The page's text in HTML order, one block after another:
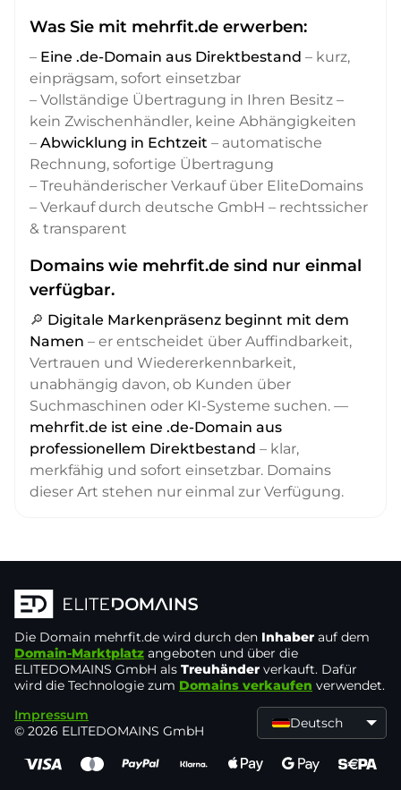
Was Sie mit mehrfit.de erwerben:
– Eine .de-Domain aus Direktbestand – kurz,
einprägsam, sofort einsetzbar
– Vollständige Übertragung in Ihren Besitz –
kein Zwischenhändler, keine Abhängigkeiten
– Abwicklung in Echtzeit – automatische
Rechnung, sofortige Übertragung
– Treuhänderischer Verkauf über EliteDomains
– Verkauf durch deutsche GmbH – rechtssicher
& transparent
Domains wie mehrfit.de sind nur einmal
verfügbar.
🔎 Digitale Markenpräsenz beginnt mit dem
Namen – er entscheidet über Auffindbarkeit,
Vertrauen und Wiedererkennbarkeit,
unabhängig davon, ob Kunden über
Suchmaschinen oder KI-Systeme suchen. —
mehrfit.de ist eine .de-Domain aus
professionellem Direktbestand – klar,
merkfähig und sofort einsetzbar. Domains
dieser Art stehen nur einmal zur Verfügung.
Die Domain mehrfit.de wird durch den Inhaber auf dem
Domain-Marktplatz angeboten und über die
ELITEDOMAINS GmbH als Treuhänder verkauft. Dafür
wird die Technologie zum Domains verkaufen verwendet.
Impressum
© 2026 ELITEDOMAINS GmbH
Deutsch